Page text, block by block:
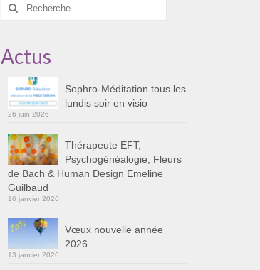
Actus
Sophro-Méditation tous les
lundis soir en visio
26 juin 2026
Thérapeute EFT,
Psychogénéalogie, Fleurs
de Bach & Human Design Emeline
Guilbaud
16 janvier 2026
Vœux nouvelle année
2026
13 janvier 2026